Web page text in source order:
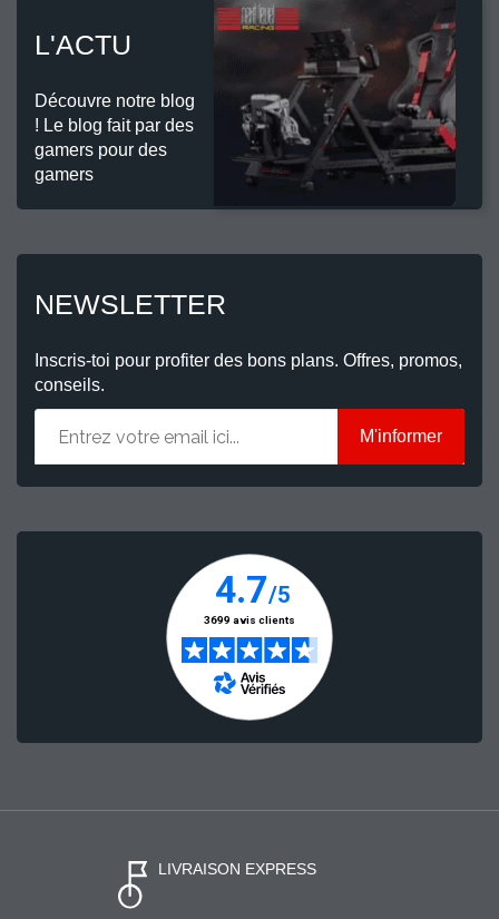
L'ACTU
Découvre notre blog
! Le blog fait par des
gamers pour des
gamers
NEWSLETTER
Inscris-toi pour profiter des bons plans. Offres, promos,
conseils.
M'informer
LIVRAISON EXPRESS